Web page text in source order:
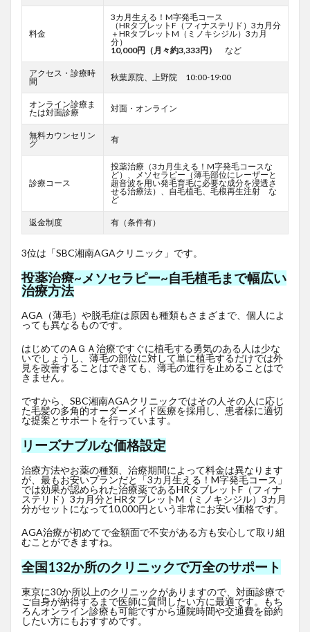
料金
3カ月生える！M字発毛コース
（HRタブレットF （フィナステリド）3カ月分
＋HRタブレットM（ミノキシジル）3カ月
分）
10,000円（月々約3,333円） など
アクセス・診療時
間
秋葉原院、上野院 10:00-19:00
オンライン診療ま
たは対面診療
対面・オンライン
無料カウンセリン
グ
有
診療コース
投薬治療（3カ月生える！M字発毛コースな
ど）、メソセラピー（薄毛部位にレーザーと
超音波を用い発毛育毛に必要な成分を浸透さ
せる治療法）、自毛植毛、毛根再生注射 な
ど
返金制度 有（条件有）
3位は「SBC湘南AGAクリニック」です。
投薬治療~メソセラピー~自毛植毛まで幅広い
治療方法
AGA（薄毛）や脱毛症は原因も種類もさまざまで、個人によ
っても異なるものです。
はじめてのAＧＡ治療ですぐに植毛する勇気のある人は少な
いでしょうし、薄毛の部位に対して単に植毛するだけでは外
見を改善することはできても、薄毛の進行を止めることはで
きません。
ですから、SBC湘南AGAクリニックではその人その人に応じ
た毛髪の多角的オーダーメイド医療を採用し、患者様に適切
な提案とサポートを行っています。
リーズナブルな価格設定
治療方法やお薬の種類、治療期間によって料金は異なります
が、最もお安いプランだと「3カ月生える！M字発毛コース」
では効果が認められた治療薬であるHRタブレットF （フィナ
ステリド）3カ月分とHRタブレットM（ミノキシジル）3カ月
分がセットになって10,000円という非常にお安い価格です。
AGA治療が初めてで金額面で不安がある方も安心して取り組
むことができますね。
全国132か所のクリニックで万全のサポート
東京に30か所以上のクリニックがありますので、対面診療で
ご自身が納得するまで医師に質問したい方に最適です。もち
ろんオンライン診療も可能ですから通院時間や交通費を節約
したい方にもおすすめです。